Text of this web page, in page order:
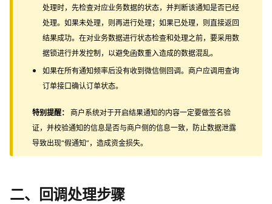
处理时，先检查对应业务数据的状态，并判断该通知是否已经
处理。如果未处理，则再进行处理；如果已处理，则直接返回
结果成功。在对业务数据进行状态检查和处理之前，要采用数
据锁进行并发控制，以避免函数重入造成的数据混乱。
如果在所有通知频率后没有收到微信侧回调。商户应调用查询
订单接口确认订单状态。
特别提醒：
商户系统对于开启结果通知的内容一定要做签名验
证，并校验通知的信息是否与商户侧的信息一致，防止数据泄露
导致出现“假通知”，造成资金损失。
二、回调处理步骤